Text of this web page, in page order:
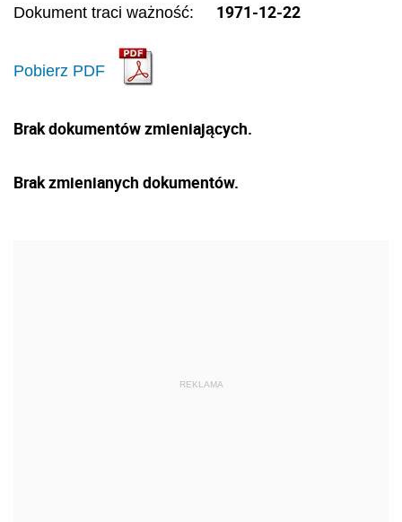
Dokument traci ważność: 1971-12-22
Pobierz PDF
Brak dokumentów zmieniających.
Brak zmienianych dokumentów.